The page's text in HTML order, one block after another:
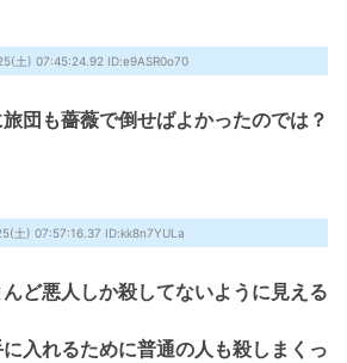
土) 07:45:24.92 ID:e9ASR0o70
団も薔薇で倒せばよかったのでは？
土) 07:57:16.37 ID:kk8n7YULa
ど悪人しか殺してないように見える
入れるために普通の人も殺しまくっ